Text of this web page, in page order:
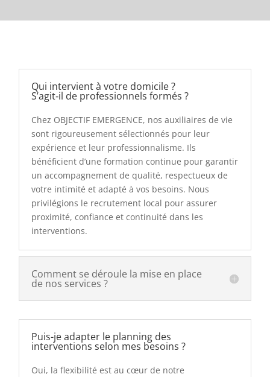
Qui intervient à votre domicile ?
S’agit‑il de professionnels formés ?
Chez OBJECTIF EMERGENCE, nos auxiliaires de vie
sont rigoureusement sélectionnés pour leur
expérience et leur professionnalisme. Ils
bénéficient d’une formation continue pour garantir
un accompagnement de qualité, respectueux de
votre intimité et adapté à vos besoins. Nous
privilégions le recrutement local pour assurer
proximité, confiance et continuité dans les
interventions.
Comment se déroule la mise en place
de nos services ?
Puis-je adapter le planning des
interventions selon mes besoins ?
Oui, la flexibilité est au cœur de notre